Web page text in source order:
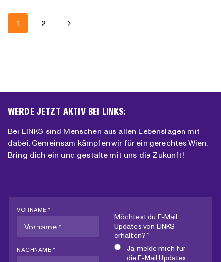
Hernals
SEITENNAVIGATION
1 2
Nächste
WERDE JETZT AKTIV BEI LINKS:
Bei LINKS sind Menschen aus allen Lebenslagen mit
dabei. Gemeinsam kämpfen wir für ein gerechtes Wien.
Bring dich ein und gestalte mit uns die Zukunft!
VORNAME *
NACHNAME *
Möchtest du E-Mail
Updates von LINKS
erhalten? *
Ja, melde mich für
die E-Mail Updates